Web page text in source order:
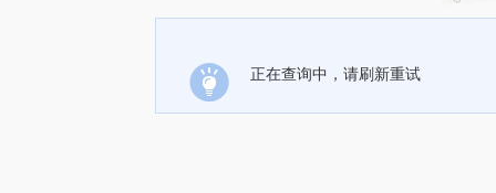
正在查询中，请刷新重试